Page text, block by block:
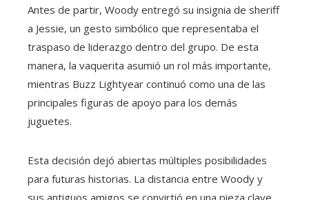
Antes de partir, Woody entregó su insignia de sheriff
a Jessie, un gesto simbólico que representaba el
traspaso de liderazgo dentro del grupo. De esta
manera, la vaquerita asumió un rol más importante,
mientras Buzz Lightyear continuó como una de las
principales figuras de apoyo para los demás
juguetes.
Esta decisión dejó abiertas múltiples posibilidades
para futuras historias. La distancia entre Woody y
sus antiguos amigos se convirtió en una pieza clave